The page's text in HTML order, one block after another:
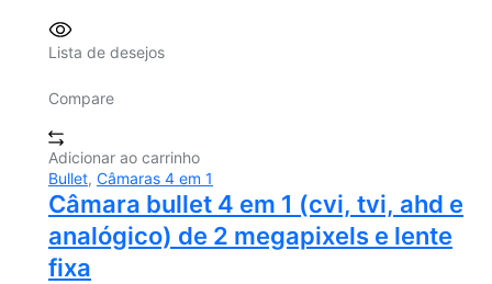
Lista de desejos
Compare
Adicionar ao carrinho
Bullet, Câmaras 4 em 1
Câmara bullet 4 em 1 (cvi, tvi, ahd e
analógico) de 2 megapixels e lente
fixa